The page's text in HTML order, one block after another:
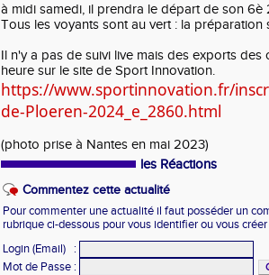
à midi samedi, il prendra le départ de son 6è
Tous les voyants sont au vert : la préparation
Il n'y a pas de suivi live mais des exports des
heure sur le site de Sport Innovation.
https://www.sportinnovation.fr/
de-Ploeren-2024_e_2860.html
(photo prise à Nantes en mai 2023)
les Réactions
Commentez cette actualité
Pour commenter une actualité il faut posséder un
rubrique ci-dessous pour vous identifier ou vous
Login (Email)
:
Mot de Passe :